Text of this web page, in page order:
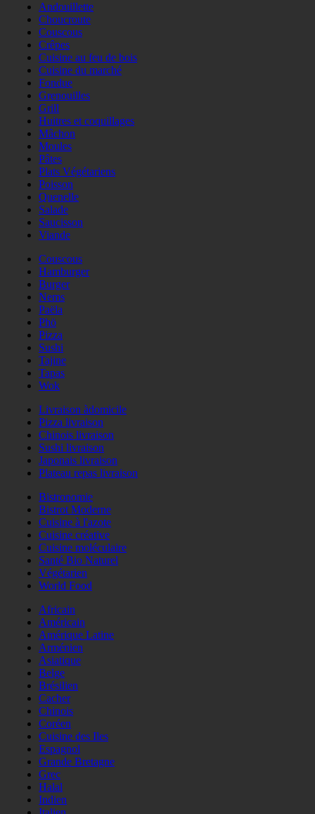
Andouillette
Choucroute
Couscous
Crêpes
Cuisine au feu de bois
Cuisine du marché
Fondue
Grenouilles
Grill
Huitres et coquillages
Mâchon
Moules
Pâtes
Plats Végétariens
Poisson
Quenelle
Salade
Saucisson
Viande
Couscous
Hamburger
Burger
Nems
Paëla
Phö
Pizza
Sushi
Tajine
Tapas
Wok
Livraison àdomicile
Pizza livraison
Chinois livraison
Sushi livraison
Japonais livraison
Plateau repas livraison
Bistronomie
Bistrot Moderne
Cuisine à l'azote
Cuisine créative
Cuisine moléculaire
Santé Bio Naturel
Végétarien
World Food
Africain
Américain
Amérique Latine
Arménien
Asiatique
Belge
Brésilien
Cacher
Chinois
Coréen
Cuisine des Iles
Espagnol
Grande Bretagne
Grec
Halal
Indien